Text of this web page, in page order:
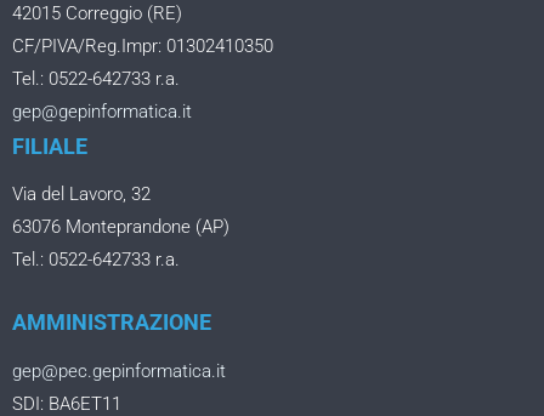
42015 Correggio (RE)
CF/PIVA/Reg.Impr: 01302410350
Tel.: 0522-642733 r.a.
gep@gepinformatica.it
FILIALE
Via del Lavoro, 32
63076 Monteprandone (AP)
Tel.: 0522-642733 r.a.
AMMINISTRAZIONE
gep@pec.gepinformatica.it
SDI: BA6ET11